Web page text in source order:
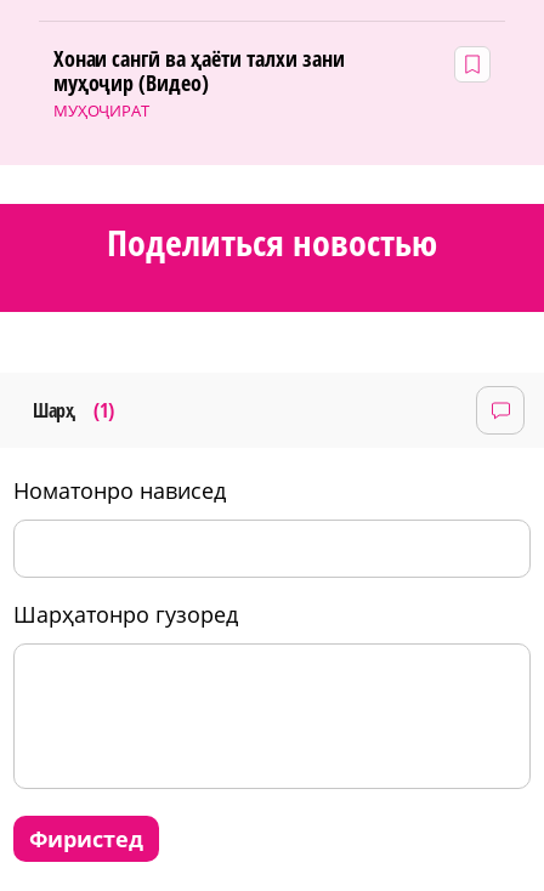
МУҲОҶИРАТ
Хонаи сангӣ ва ҳаёти талхи зани
муҳоҷир (Видео)
Поделиться новостью
Шарҳ (1)
номатонро нависед
шарҳатонро гузоред
фиристед